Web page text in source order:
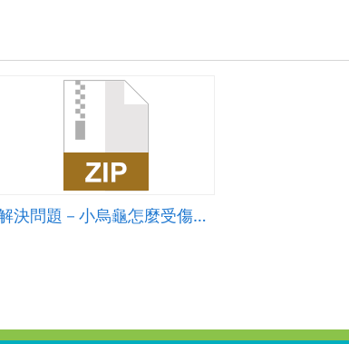
冊.pdf
解決問題－小烏龜怎麼受傷了?